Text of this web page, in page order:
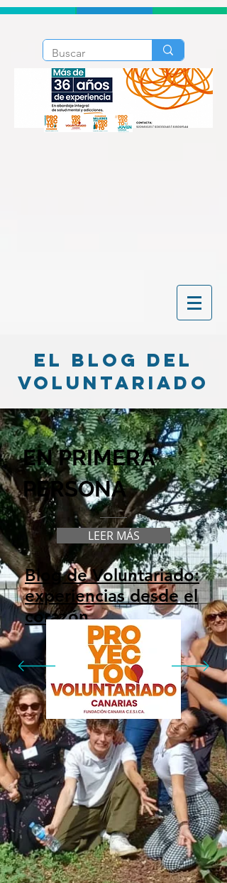
el blog del
voluntariado
EN PRIMERA
PERSONA
LEER MÁS
Blog de Voluntariado:
experiencias desde el
corazón